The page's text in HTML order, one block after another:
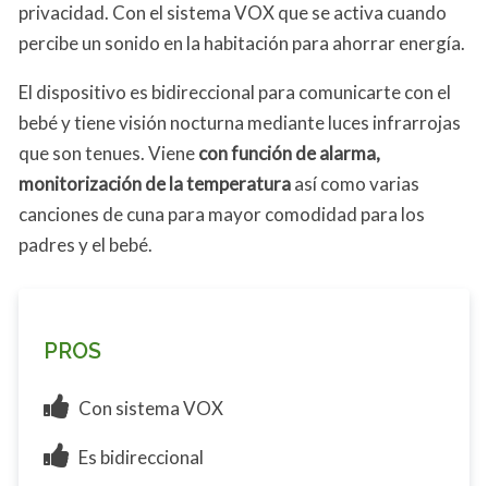
privacidad. Con el sistema VOX que se activa cuando
percibe un sonido en la habitación para ahorrar energía.
El dispositivo es bidireccional para comunicarte con el
bebé y tiene visión nocturna mediante luces infrarrojas
que son tenues. Vienecon función de alarma,
monitorización de la temperaturaasí como varias
canciones de cuna para mayor comodidad para los
padres y el bebé.
PROS
Con sistema VOX
Es bidireccional